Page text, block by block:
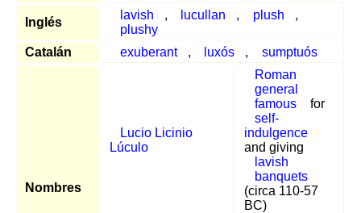
Inglés
lavish , lucullan , plush
,
plushy
Catalán
exuberant , luxós , sumptuós
Nombres
Lucio Licinio
Lúculo
Roman
general
famous
for
self-
indulgence
and giving
lavish
banquets
(circa 110-57
BC)